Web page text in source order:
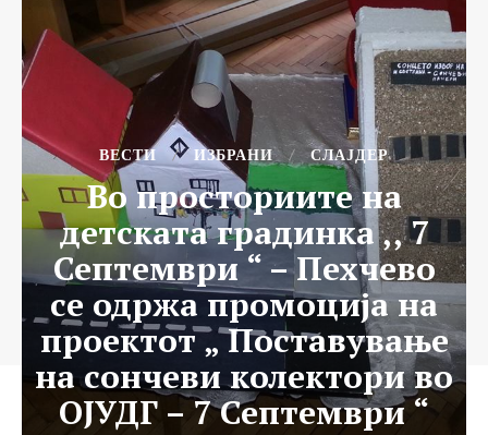
ВЕСТИ ИЗБРАНИ СЛАЈДЕР
Во просториите на
детската градинка ,, 7
Септември “ – Пехчево
се одржа промоција на
проектот „ Поставување
на сончеви колектори во
ОЈУДГ – 7 Септември “